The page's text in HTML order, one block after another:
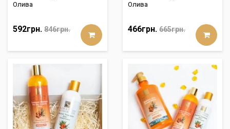
Олива
592грн. 846грн.
Олива
466грн. 665грн.